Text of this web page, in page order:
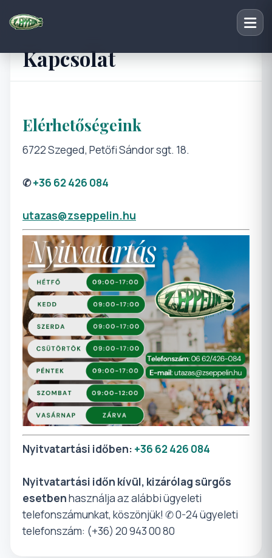
Kapcsolat
Elérhetőségeink
6722 Szeged, Petőfi Sándor sgt. 18.
✆+36 62 426 084
utazas@zseppelin.hu
Nyitvatartási időben: +36 62 426 084
Nyitvatartási időn kívül, kizárólag sürgős
esetbenhasználja az alábbi ügyeleti
telefonszámunkat, köszönjük! ✆ 0-24 ügyeleti
telefonszám: (+36) 20 943 00 80